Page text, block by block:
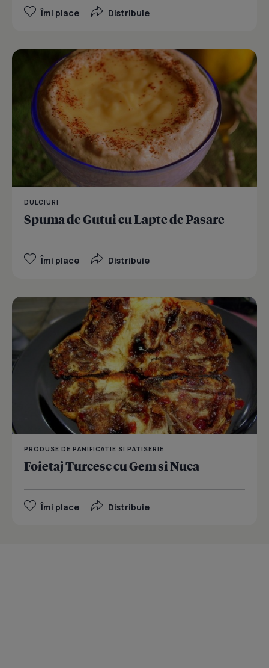
Îmi place Distribuie
DULCIURI
Spuma de Gutui cu Lapte de Pasare
Îmi place Distribuie
PRODUSE DE PANIFICATIE SI PATISERIE
Foietaj Turcesc cu Gem si Nuca
Îmi place Distribuie